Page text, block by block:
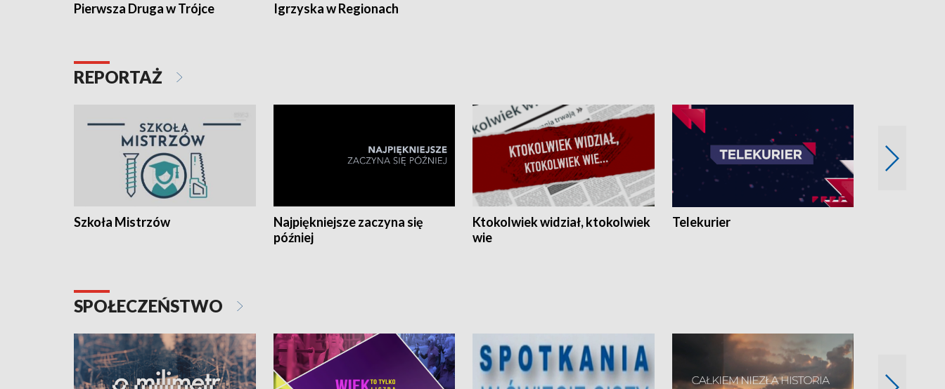
Pierwsza Druga w Trójce Igrzyska w Regionach
REPORTAŻ
Szkoła Mistrzów
Najpiękniejsze zaczyna się
później
Ktokolwiek widział, ktokolwiek
wie
Telekurier
SPOŁECZEŃSTWO